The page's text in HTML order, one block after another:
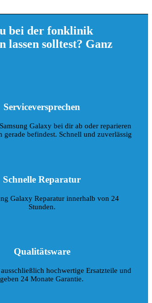
bei der fonklinik
lassen solltest? Ganz
Serviceversprechen
Galaxy bei dir ab oder reparieren
gerade befindest. Schnell und zuverlässig
Schnelle Reparatur
Galaxy Reparatur innerhalb von 24
Stunden.
Qualitätsware
hochwertige Ersatzteile und
geben 24 Monate Garantie.